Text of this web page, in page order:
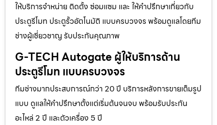
ให้บริการจำหน่าย ติดตั้ง ซ่อมแซม และ ให้คำปรึกษาเกี่ยวกับ
ประตูรีโมท ประตูรั้วอัตโนมัติ แบบครบวงจร พร้อมดูแลโดยทีม
ช่างผู้เชี่ยวชาญ รับประกันคุณภาพ
G-TECH Autogate ผู้ให้บริการด้าน
ประตูรีโมท แบบครบวงจร
ทีมช่างมากประสบการณ์กว่า 20 ปี บริการหลังการขายเต็มรูป
แบบ ดูแลให้คำปรึกษาตั้งแต่เริ่มต้นจนจบ พร้อมรับประกัน
อะไหล่ 2 ปี และตัวเครื่อง 5 ปี